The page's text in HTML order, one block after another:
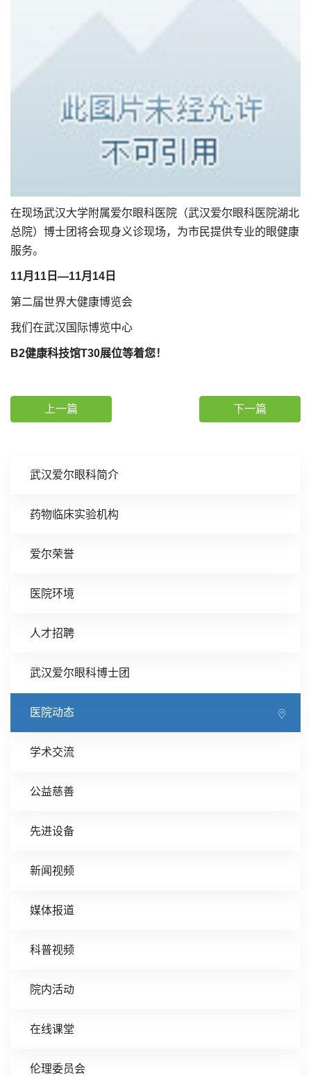
武汉爱尔眼科简介
药物临床实验机构
爱尔荣誉
医院环境
人才招聘
武汉爱尔眼科博士团
医院动态
学术交流
公益慈善
先进设备
新闻视频
媒体报道
科普视频
院内活动
在线课堂
伦理委员会
在现场武汉大学附属爱尔眼科医院（武汉爱尔眼科医院湖北
总院）博士团将会现身义诊现场，为市民提供专业的眼健康
服务。
11月11日—11月14日
第二届世界大健康博览会
我们在武汉国际博览中心
B2健康科技馆T30展位等着您！
上一篇 下一篇